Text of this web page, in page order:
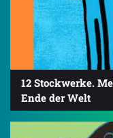
12 Stockwerke.
Ende der Welt